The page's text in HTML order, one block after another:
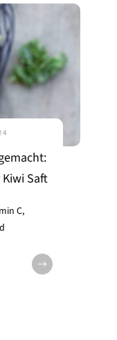
Saft
C,